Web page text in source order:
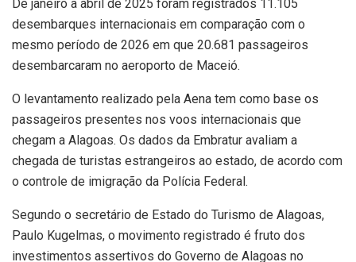
De janeiro a abril de 2025 foram registrados 11.105
desembarques internacionais em comparação com o
mesmo período de 2026 em que 20.681 passageiros
desembarcaram no aeroporto de Maceió.
O levantamento realizado pela Aena tem como base os
passageiros presentes nos voos internacionais que
chegam a Alagoas. Os dados da Embratur avaliam a
chegada de turistas estrangeiros ao estado, de acordo com
o controle de imigração da Polícia Federal.
Segundo o secretário de Estado do Turismo de Alagoas,
Paulo Kugelmas, o movimento registrado é fruto dos
investimentos assertivos do Governo de Alagoas no